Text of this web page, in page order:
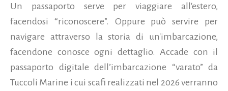
Un passaporto serve per viaggiare all'estero,
facendosi “riconoscere”. Oppure può servire per
navigare attraverso la storia di un'imbarcazione,
facendone conosce ogni dettaglio. Accade con il
passaporto digitale dell’imbarcazione “varato” da
Tuccoli Marine i cui scafi realizzati nel 2026 verranno